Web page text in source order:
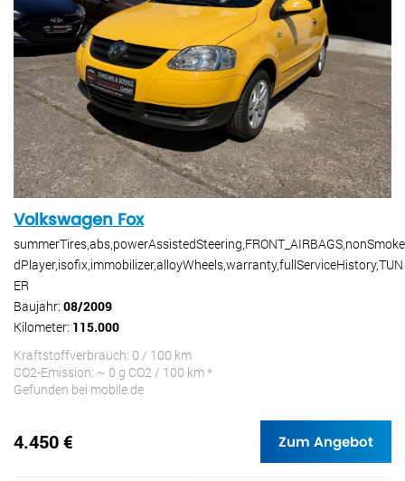
Volkswagen Fox
dPlayer,isofix,immobilizer,alloyWheels,warranty,fullServiceHistory,TUN
ER
Baujahr: 08/2009
Kilometer: 115.000
Kraftstoffverbrauch: 0 / 100 km
CO2-Emission: ~ 0 g CO2 / 100 km *
Gefunden bei mobile.de
4.450 € Zum Angebot